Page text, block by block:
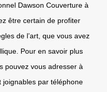
Dawson Couverture à
être certain de profiter
de l’art, que vous avez
Pour en savoir plus
pouvez vous adresser à
joignables par téléphone